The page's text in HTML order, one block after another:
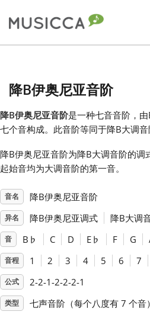
Български
Dansk
Deutsch
English
Français
降B伊奥尼亚音阶
降B伊奥尼亚音阶是一种七音音阶，由
七个音构成。此音阶等同于降B大调音
降B伊奥尼亚音阶为降B大调音阶的调
起始音均为大调音阶的第一音。
音名 降B伊奥尼亚音阶
异名 降B伊奥尼亚调式 降B大调
音 B ♭ C D E ♭ F G
音程 1 2 3 4 5 6 7
公式 2-2-1-2-2-2-1
类型 七声音阶（每个八度有 7 个音）